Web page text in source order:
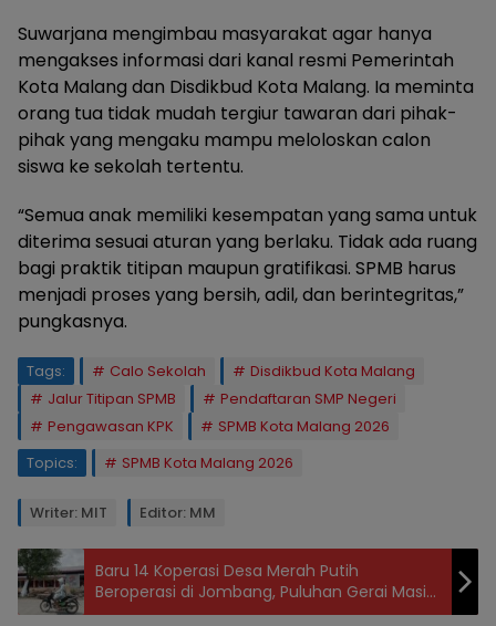
Suwarjana mengimbau masyarakat agar hanya
mengakses informasi dari kanal resmi Pemerintah
Kota Malang dan Disdikbud Kota Malang. Ia meminta
orang tua tidak mudah tergiur tawaran dari pihak-
pihak yang mengaku mampu meloloskan calon
siswa ke sekolah tertentu.
“Semua anak memiliki kesempatan yang sama untuk
diterima sesuai aturan yang berlaku. Tidak ada ruang
bagi praktik titipan maupun gratifikasi. SPMB harus
menjadi proses yang bersih, adil, dan berintegritas,”
pungkasnya.
Tags: Calo Sekolah
Disdikbud Kota Malang
Jalur Titipan SPMB
Pendaftaran SMP Negeri
Pengawasan KPK
SPMB Kota Malang 2026
Topics:
SPMB Kota Malang 2026
Writer: MIT Editor: MM
Baru 14 Koperasi Desa Merah Putih
Beroperasi di Jombang, Puluhan Gerai Masih
Pasif